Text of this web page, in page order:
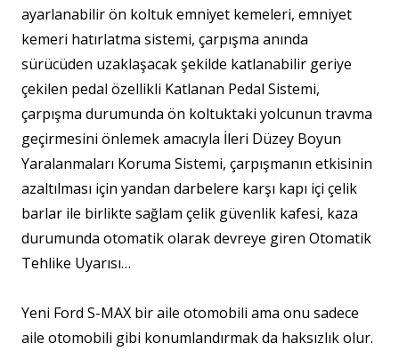
ayarlanabilir ön koltuk emniyet kemeleri, emniyet
kemeri hatırlatma sistemi, çarpışma anında
sürücüden uzaklaşacak şekilde katlanabilir geriye
çekilen pedal özellikli Katlanan Pedal Sistemi,
çarpışma durumunda ön koltuktaki yolcunun travma
geçirmesini önlemek amacıyla İleri Düzey Boyun
Yaralanmaları Koruma Sistemi, çarpışmanın etkisinin
azaltılması için yandan darbelere karşı kapı içi çelik
barlar ile birlikte sağlam çelik güvenlik kafesi, kaza
durumunda otomatik olarak devreye giren Otomatik
Tehlike Uyarısı…
Yeni Ford S-MAX bir aile otomobili ama onu sadece
aile otomobili gibi konumlandırmak da haksızlık olur.